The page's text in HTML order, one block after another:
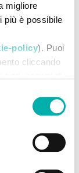
migliore
più è possibile
policy). Puoi
cliccando
tutti gli